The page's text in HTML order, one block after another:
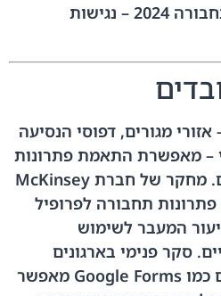
מקור: דו"ח משרד התחבורה 2024 – נגישות
מגורים, דפוסי הנסיעה
– מאפשרת התאמת פתרונות
תחבורה ירוקים לצרכיהם. מחקר של חברת McKinsey
פתרונות תחבורה לפרופיל
המעבר לשימוש
סקר פנימי בארגונים
באמצעות כלים דיגיטליים כמו Google Forms מאפשר